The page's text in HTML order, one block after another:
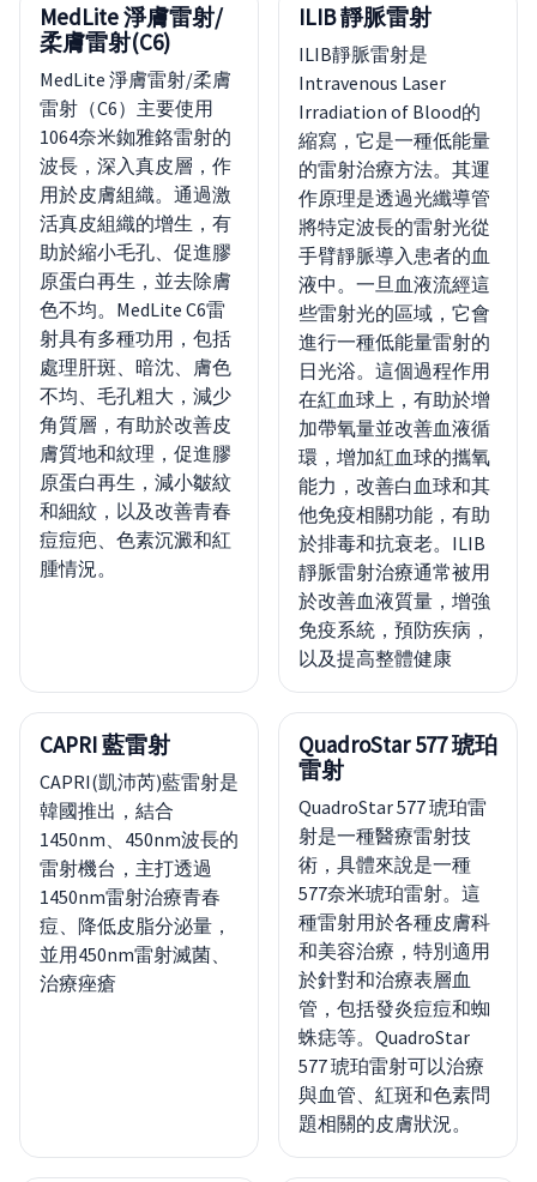
MedLite 淨膚雷射/
柔膚雷射(C6)
MedLite 淨膚雷射/柔膚
雷射（C6）主要使用
1064奈米銣雅鉻雷射的
波長，深入真皮層，作
用於皮膚組織。通過激
活真皮組織的增生，有
助於縮小毛孔、促進膠
原蛋白再生，並去除膚
色不均。MedLite C6雷
射具有多種功用，包括
處理肝斑、暗沈、膚色
不均、毛孔粗大，減少
角質層，有助於改善皮
膚質地和紋理，促進膠
原蛋白再生，減小皺紋
和細紋，以及改善青春
痘痘疤、色素沉澱和紅
腫情況。
ILIB 靜脈雷射
ILIB靜脈雷射是
Intravenous Laser
Irradiation of Blood的
縮寫，它是一種低能量
的雷射治療方法。其運
作原理是透過光纖導管
將特定波長的雷射光從
手臂靜脈導入患者的血
液中。一旦血液流經這
些雷射光的區域，它會
進行一種低能量雷射的
日光浴。這個過程作用
在紅血球上，有助於增
加帶氧量並改善血液循
環，增加紅血球的攜氧
能力，改善白血球和其
他免疫相關功能，有助
於排毒和抗衰老。ILIB
靜脈雷射治療通常被用
於改善血液質量，增強
免疫系統，預防疾病，
以及提高整體健康
CAPRI 藍雷射
CAPRI(凱沛芮)藍雷射是
韓國推出，結合
1450nm、450nm波長的
雷射機台，主打透過
1450nm雷射治療青春
痘、降低皮脂分泌量，
並用450nm雷射滅菌、
治療痤瘡
QuadroStar 577 琥珀
雷射
QuadroStar 577 琥珀雷
射是一種醫療雷射技
術，具體來說是一種
577奈米琥珀雷射。這
種雷射用於各種皮膚科
和美容治療，特別適用
於針對和治療表層血
管，包括發炎痘痘和蜘
蛛痣等。QuadroStar
577 琥珀雷射可以治療
與血管、紅斑和色素問
題相關的皮膚狀況。